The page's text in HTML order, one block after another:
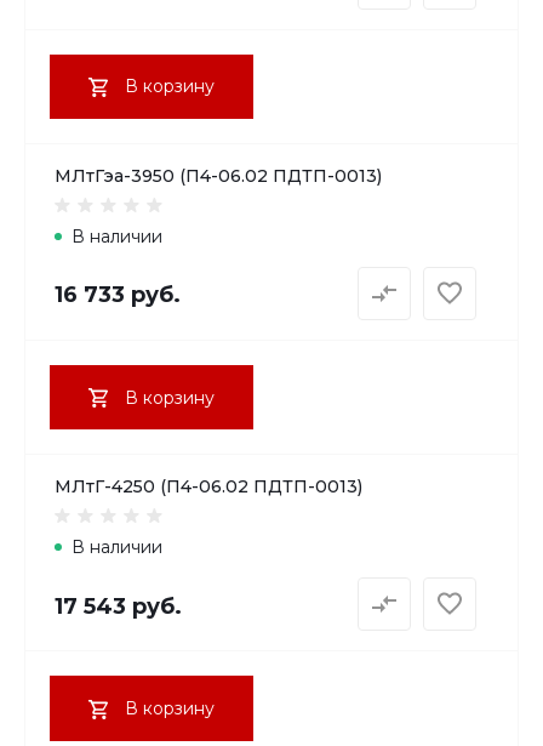
В корзину
МЛтГэа-3950 (П4-06.02 ПДТП-0013)
В наличии
16 733 руб.
В корзину
МЛтГ-4250 (П4-06.02 ПДТП-0013)
В наличии
17 543 руб.
В корзину